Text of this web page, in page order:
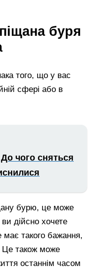
буря
того, що у вас
сфері або в
чого сняться
бурю, це може
дійсно хочете
має такого бажання,
Це також може
останнім часом